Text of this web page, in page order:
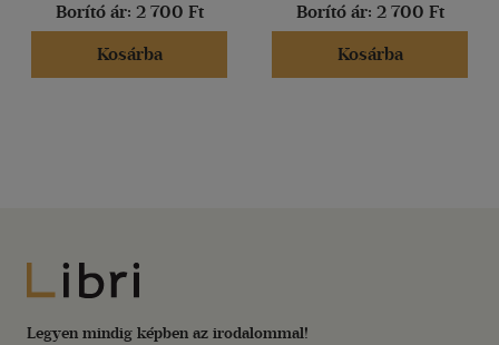
Borító ár: 2 700 Ft
Kosárba
Borító ár: 2 700 Ft
Kosárba
Libri
Legyen mindig képben az irodalommal!